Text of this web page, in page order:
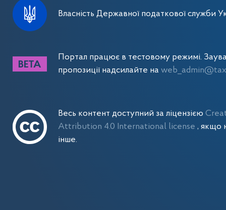
Власність Державної податкової служби
Портал працює в тестовому режимі.
пропозиції надсилайте на
Весь контент доступний за ліцензією
Attribution 4.0 International license , якщо
інше.